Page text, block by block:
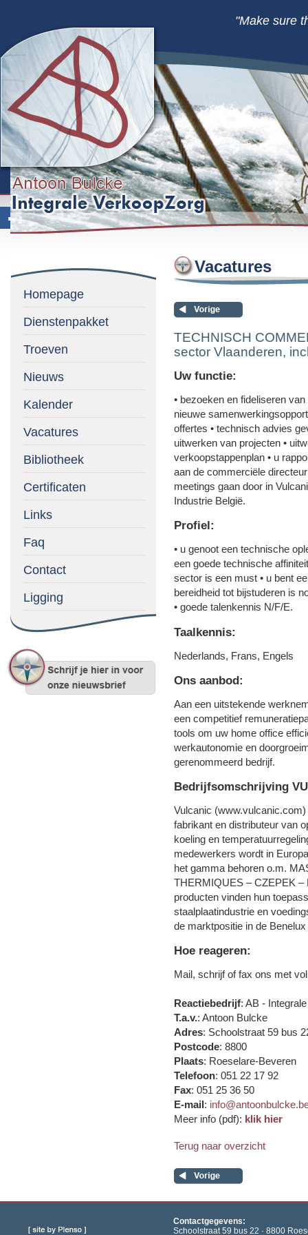
"Make sure
Homepage
Dienstenpakket
Troeven
Nieuws
Kalender
Vacatures
Bibliotheek
Certificaten
Links
Faq
Contact
Ligging
Vacatures
TECHNISCH
sector Vlaanderen,
Uw functie:
• bezoeken en fideliseren
nieuwe
offertes • technisch advies
uitwerken van projecten •
verkoopstappenplan • u
aan de commerciële
meetings gaan door in
Industrie België.
Profiel:
• u genoot een technische
een goede technische
sector is een must • u bent
bereidheid tot bijstuderen is
• goede talenkennis N/F/E.
Taalkennis:
Nederlands, Frans, Engels
Ons aanbod:
Aan een uitstekende
een competitief
tools om uw home office
werkautonomie en
gerenommeerd bedrijf.
Bedrijfsomschrijving
Vulcanic
fabrikant en distributeur van
koeling en
medewerkers wordt in
het gamma behoren o.m.
THERMIQUES – CZEPEK –
producten vinden hun
staalplaatindustrie en
de marktpositie in de
Hoe reageren:
Mail, schrijf of fax ons met
Reactiebedrijf: AB -
T.a.v.: Antoon Bulcke
Adres: Schoolstraat 59 bus
Postcode: 8800
Plaats: Roeselare-Beveren
Telefoon: 051 22 17 92
Fax: 051 25 36 50
E-mail :
Meer info (pdf): klik hier
Terug naar overzicht
Contactgegevens:
Schoolstraat 59 bus 22 · 8800